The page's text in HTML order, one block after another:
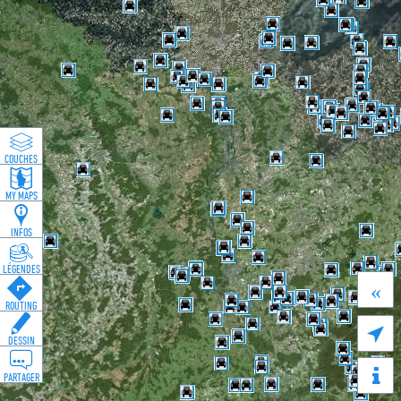

«
COUCHES
MY MAPS
INFOS
LÉGENDES
ROUTING
DESSIN
PARTAGER